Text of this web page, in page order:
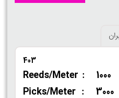
403
Reeds/Meter : 1000
Picks/Meter : 3000